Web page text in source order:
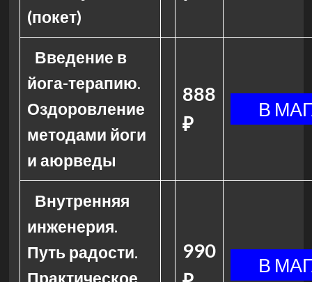
(покет)
Введение в
йога-терапию.
Оздоровление
методами йоги
и аюрведы
888
₽
Внутренняя
инженерия.
Путь радости.
Практическое
990